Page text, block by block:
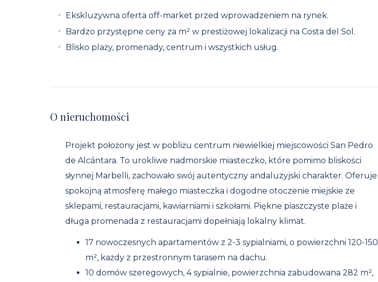
Ekskluzywna oferta off-market przed wprowadzeniem na rynek.
Bardzo przystępne ceny za m² w prestiżowej lokalizacji na Costa del Sol.
Blisko plaży, promenady, centrum i wszystkich usług.
O nieruchomości
Projekt położony jest w pobliżu centrum niewielkiej miejscowości San Pedro
de Alcántara. To urokliwe nadmorskie miasteczko, które pomimo bliskości
słynnej Marbelli, zachowało swój autentyczny andaluzyjski charakter. Oferuje
spokojną atmosferę małego miasteczka i dogodne otoczenie miejskie ze
sklepami, restauracjami, kawiarniami i szkołami. Piękne piaszczyste plaże i
długa promenada z restauracjami dopełniają lokalny klimat.
17 nowoczesnych apartamentów z 2-3 sypialniami, o powierzchni 120-150
m², każdy z przestronnym tarasem na dachu.
10 domów szeregowych, 4 sypialnie, powierzchnia zabudowana 282 m²,